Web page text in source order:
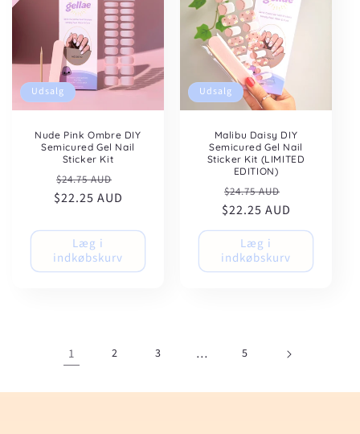
Udsalg
Nude Pink Ombre DIY
Semicured Gel Nail
Sticker Kit
Normalpris
$24.75 AUD
$22.25 AUD
Læg i
indkøbskurv
Udsalg
Malibu Daisy DIY
Semicured Gel Nail
Sticker Kit (LIMITED
EDITION)
Normalpris
$24.75 AUD
$22.25 AUD
Læg i
indkøbskurv
1 2 3 … 5